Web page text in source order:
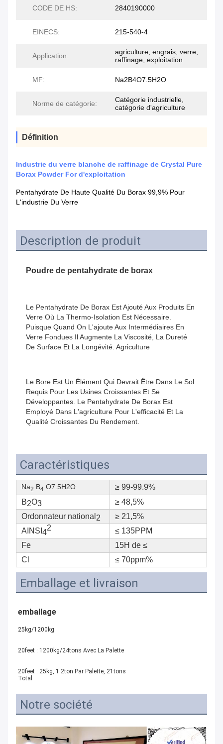
CODE DE HS: 2840190000
EINECS: 215-540-4
Application:
agriculture, engrais, verre,
raffinage, exploitation
MF: Na2B4O7.5H2O
Norme de catégorie:
Catégorie industrielle,
catégorie d'agriculture
Définition
Industrie du verre blanche de raffinage de Crystal Pure
Borax Powder For d'exploitation
Pentahydrate De Haute Qualité Du Borax 99,9% Pour
L'industrie Du Verre
Description de produit
Poudre de pentahydrate de borax
Le Pentahydrate De Borax Est Ajouté Aux Produits En
Verre Où La Thermo-Isolation Est Nécessaire.
Puisque Quand On L'ajoute Aux Intermédiaires En
Verre Fondues Il Augmente La Viscosité, La Dureté
De Surface Et La Longévité. Agriculture
Le Bore Est Un Élément Qui Devrait Être Dans Le Sol
Requis Pour Les Usines Croissantes Et Se
Développantes. Le Pentahydrate De Borax Est
Employé Dans L'agriculture Pour L'efficacité Et La
Qualité Croissantes Du Rendement.
Caractéristiques
Na2 B4 O7.5H2O
≥ 99-99.9%
B2O3
≥ 48,5%
Ordonnateur national 2
≥ 21,5%
AINSI 4
2
≤ 135PPM
Fe
15H de ≤
Cl
≤ 70ppm%
Emballage et livraison
emballage
25kg/1200kg
20feet : 1200kg/24tons Avec La Palette
20feet : 25kg, 1.2ton Par Palette, 21tons
Total
Notre société